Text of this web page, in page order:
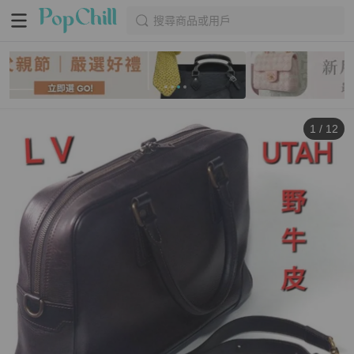
搜尋商品或用戶
1 / 12